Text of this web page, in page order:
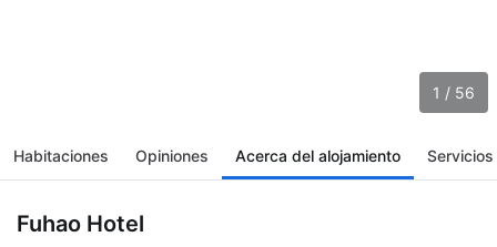
1 / 56
Habitaciones Opiniones Acerca del alojamiento Servicios
Fuhao Hotel